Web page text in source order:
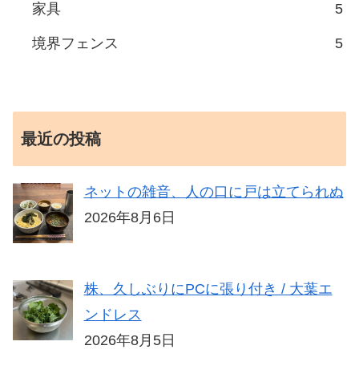
家具 5
境界フェンス 5
最近の投稿
ネットの雑音、人の口に戸は立てられぬ
2026年8月6日
株、久しぶりにPCに張り付き / 大葉エ
ンドレス
2026年8月5日